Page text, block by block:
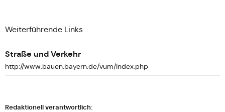
Weiterführende Links
Straße und Verkehr
http://www.bauen.bayern.de/vum/index.php
Redaktionell verantwortlich: